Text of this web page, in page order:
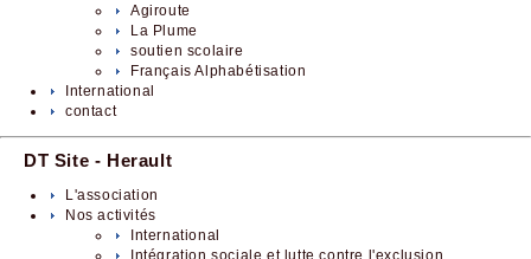
Agiroute
La Plume
soutien scolaire
Français Alphabétisation
International
contact
DT Site - Herault
L'association
Nos activités
International
Intégration sociale et lutte contre l'exclusion